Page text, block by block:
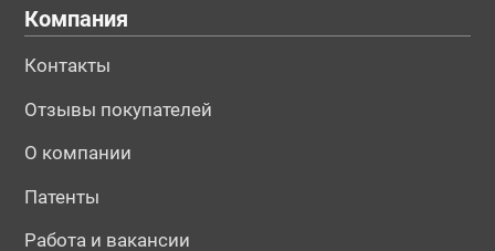
Компания
Контакты
Отзывы покупателей
О компании
Патенты
Работа и вакансии